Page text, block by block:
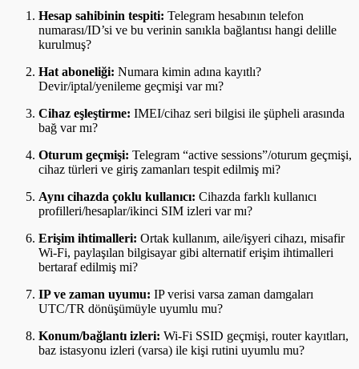
Hesap sahibinin tespiti: Telegram hesabının telefon
numarası/ID’si ve bu verinin sanıkla bağlantısı hangi delille
kurulmuş?
Hat aboneliği: Numara kimin adına kayıtlı?
Devir/iptal/yenileme geçmişi var mı?
Cihaz eşleştirme: IMEI/cihaz seri bilgisi ile şüpheli arasında
bağ var mı?
Oturum geçmişi: Telegram “active sessions”/oturum geçmişi,
cihaz türleri ve giriş zamanları tespit edilmiş mi?
Aynı cihazda çoklu kullanıcı: Cihazda farklı kullanıcı
profilleri/hesaplar/ikinci SIM izleri var mı?
Erişim ihtimalleri: Ortak kullanım, aile/işyeri cihazı, misafir
Wi-Fi, paylaşılan bilgisayar gibi alternatif erişim ihtimalleri
bertaraf edilmiş mi?
IP ve zaman uyumu: IP verisi varsa zaman damgaları
UTC/TR dönüşümüyle uyumlu mu?
Konum/bağlantı izleri: Wi-Fi SSID geçmişi, router kayıtları,
baz istasyonu izleri (varsa) ile kişi rutini uyumlu mu?